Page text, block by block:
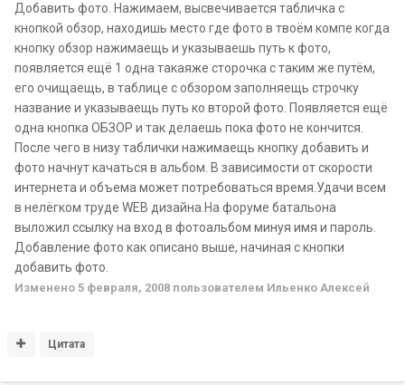
Добавить фото. Нажимаем, высвечивается табличка с
кнопкой обзор, находишь место где фото в твоём компе когда
кнопку обзор нажимаещь и указываешь путь к фото,
появляется ещё 1 одна такаяже сторочка с таким же путём,
его очищаещь, в таблице с обзором заполняещь строчку
название и указываещь путь ко второй фото. Появляется ещё
одна кнопка ОБЗОР и так делаешь пока фото не кончится.
После чего в низу таблички нажимаещь кнопку добавить и
фото начнут качаться в альбом. В зависимости от скорости
интернета и объема может потребоваться время.Удачи всем
в нелёгком труде WEB дизайна.На форуме батальона
выложил ссылку на вход в фотоальбом минуя имя и пароль.
Добавление фото как описано выше, начиная с кнопки
добавить фото.
Изменено 5 февраля, 2008 пользователем Ильенко Алексей
Цитата